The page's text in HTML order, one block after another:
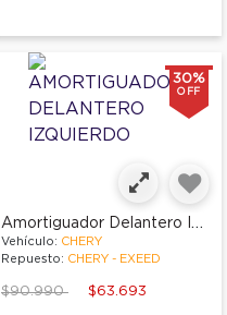
30%
OFF
Amortiguador Delantero Izquierdo
Vehículo: CHERY
Repuesto: CHERY - EXEED
Price reduced from
$90.990to $63.693